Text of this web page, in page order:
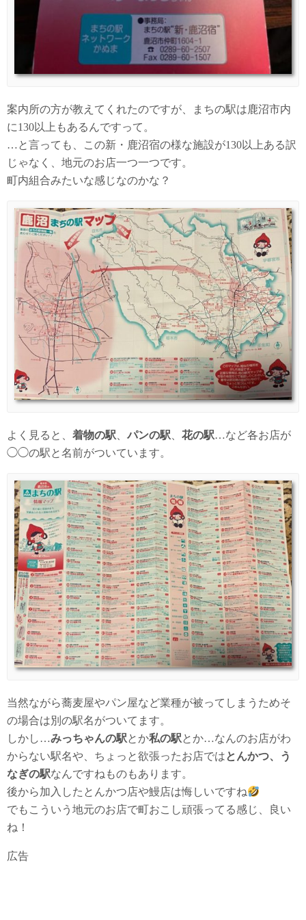
案内所の方が教えてくれたのですが、まちの駅は鹿沼市内
に130以上もあるんですって。
…と言っても、この新・鹿沼宿の様な施設が130以上ある訳
じゃなく、地元のお店一つ一つです。
町内組合みたいな感じなのかな？
よく見ると、 着物の駅 パンの駅 花の駅…など各お店が
◯◯の駅と名前がついています。
当然ながら蕎麦屋やパン屋など業種が被ってしまうためそ
の場合は別の駅名がついてます。
しかし…みっちゃんの駅とか私の駅とか…なんのお店がわ
からない駅名や、ちょっと欲張ったお店ではとんかつ、う
なぎの駅なんですねものもあります。
後から加入したとんかつ店や鰻店は悔しいですね
でもこういう地元のお店で町おこし頑張ってる感じ、良い
ね！
広告